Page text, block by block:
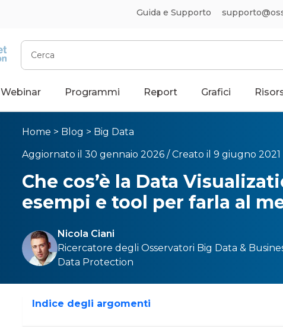
Guida e Supporto
Cerca
Webinar Programmi Report Grafici
Home > Blog > Big Data
Aggiornato il 30 gennaio 2026 / Creato il 9 giugno 2021
Che cos’è la Data
esempi e tool per farla al
Nicola Ciani
Ricercatore degli Osservatori Big Data &
Data Protection
Indice degli argomenti